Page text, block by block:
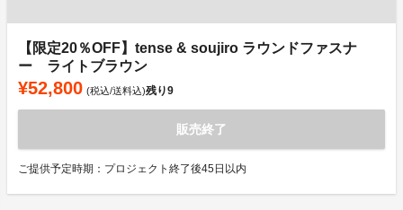
【限定20％OFF】tense & soujiro ラウンドファスナ
ー ライトブラウン
¥52,800 (税込/送料込)残り9
販売終了
ご提供予定時期：プロジェクト終了後45日以内